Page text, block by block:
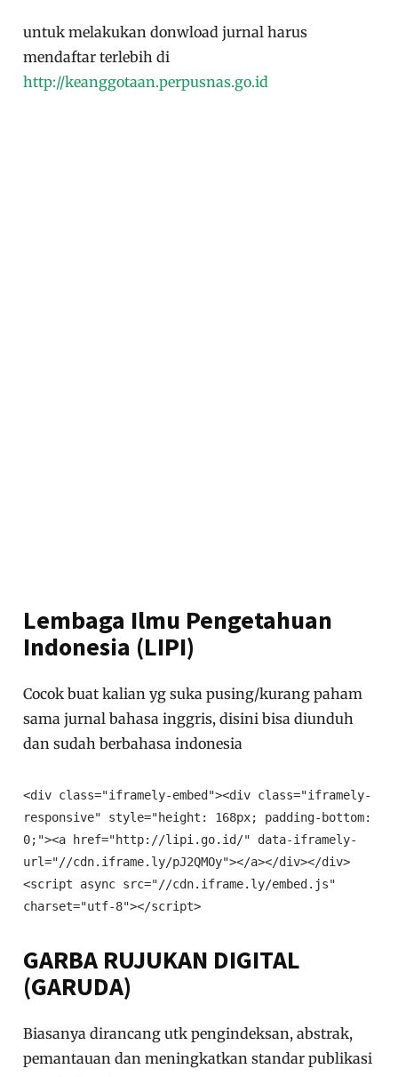
untuk melakukan donwload jurnal harus
mendaftar terlebih di
http://keanggotaan.perpusnas.go.id
Lembaga Ilmu Pengetahuan
Indonesia (LIPI)
Cocok buat kalian yg suka pusing/kurang paham
sama jurnal bahasa inggris, disini bisa diunduh
dan sudah berbahasa indonesia
<div class="iframely-embed"><div class="iframely-
responsive" style="height: 168px; padding-bottom:
0;"><a href="http://lipi.go.id/" data-iframely-
url="//cdn.iframe.ly/pJ2QMOy"></a></div></div>
<script async src="//cdn.iframe.ly/embed.js"
charset="utf-8"></script>
GARBA RUJUKAN DIGITAL
(GARUDA)
Biasanya dirancang utk pengindeksan, abstrak,
pemantauan dan meningkatkan standar publikasi